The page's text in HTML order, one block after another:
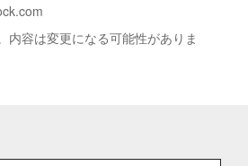
内容は変更になる可能性がありま